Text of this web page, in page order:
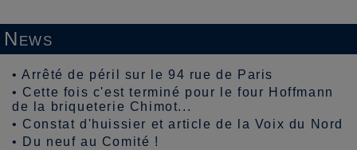
News
•Arrêté de péril sur le 94 rue de Paris
• Cette fois c'est terminé pour le four Hoffmann
de la briqueterie Chimot...
• Constat d'huissier et article de la Voix du Nord
•
Du neuf au Comité !